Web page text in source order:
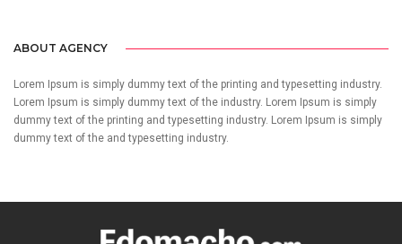
ABOUT AGENCY
Lorem Ipsum is simply dummy text of the printing and typesetting industry.
Lorem Ipsum is simply dummy text of the industry. Lorem Ipsum is simply
dummy text of the printing and typesetting industry. Lorem Ipsum is simply
dummy text of the and typesetting industry.